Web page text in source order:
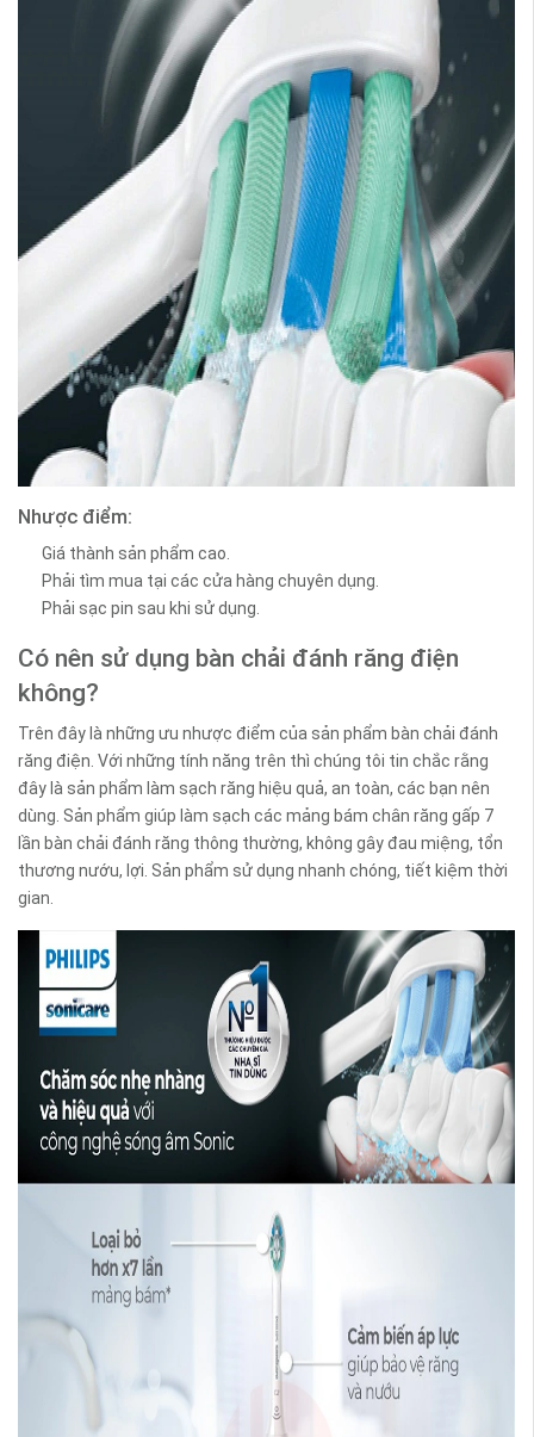
Nhược điểm:
Giá thành sản phẩm cao.
Phải tìm mua tại các cửa hàng chuyên dụng.
Phải sạc pin sau khi sử dụng.
Có nên sử dụng bàn chải đánh răng điện
không?
Trên đây là những ưu nhược điểm của sản phẩm bàn chải đánh
răng điện. Với những tính năng trên thì chúng tôi tin chắc rằng
đây là sản phẩm làm sạch răng hiệu quả, an toàn, các bạn nên
dùng. Sản phẩm giúp làm sạch các mảng bám chân răng gấp 7
lần bàn chải đánh răng thông thường, không gây đau miệng, tổn
thương nướu, lợi. Sản phẩm sử dụng nhanh chóng, tiết kiệm thời
gian.